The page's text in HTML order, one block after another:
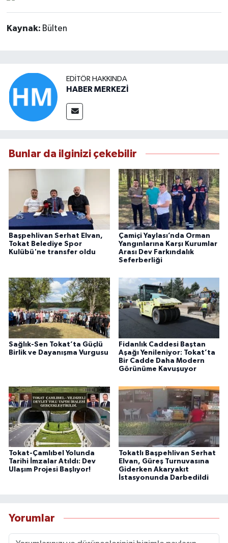
Kaynak: Bülten
EDITÖR HAKKINDA
HABER MERKEZİ
Bunlar da ilginizi çekebilir
Başpehlivan Serhat Elvan,
Tokat Belediye Spor
Kulübü'ne transfer oldu
Çamiçi Yaylası’nda Orman
Yangınlarına Karşı Kurumlar
Arası Dev Farkındalık
Seferberliği
Sağlık-Sen Tokat’ta Güçlü
Birlik ve Dayanışma Vurgusu
Fidanlık Caddesi Baştan
Aşağı Yenileniyor: Tokat’ta
Bir Cadde Daha Modern
Görünüme Kavuşuyor
Tokat-Çamlıbel Yolunda
Tarihi İmzalar Atıldı: Dev
Ulaşım Projesi Başlıyor!
Tokatlı Başpehlivan Serhat
Elvan, Güreş Turnuvasına
Giderken Akaryakıt
İstasyonunda Darbedildi
Yorumlar